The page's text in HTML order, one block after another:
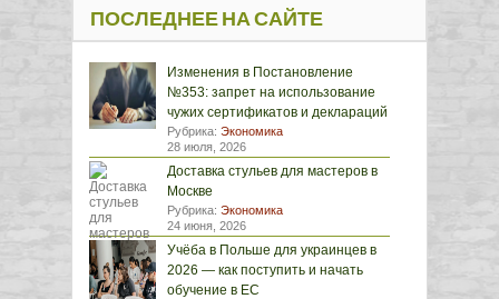
ПОСЛЕДНЕЕ НА САЙТЕ
Изменения в Постановление
№353: запрет на использование
чужих сертификатов и деклараций
Рубрика: Экономика
28 июля, 2026
Доставка стульев для мастеров в
Москве
Рубрика: Экономика
24 июня, 2026
Учёба в Польше для украинцев в
2026 — как поступить и начать
обучение в ЕС